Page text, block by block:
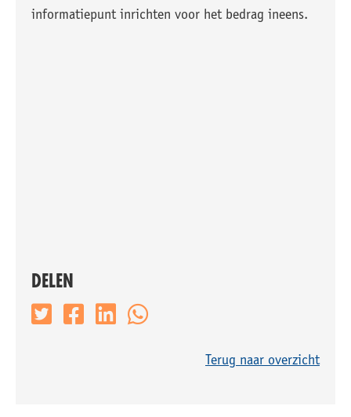
informatiepunt inrichten voor het bedrag ineens.
DELEN
Terug naar overzicht